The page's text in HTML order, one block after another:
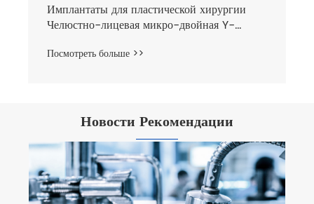
Имплантаты для пластической хирургии
Челюстно-лицевая микро-двойная Y-
Посмотреть больше >>
Новости Рекомендации